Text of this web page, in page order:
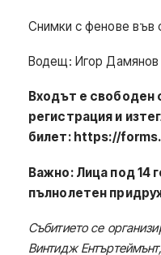
Снимки с фенове във
Водещ: Игор Дамянов
Входът е свободен
регистрация и
билет: https://
Важно: Лица под 14
пълнолетен
Събитието се
Винтидж